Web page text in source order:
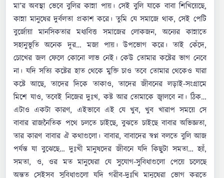
মা’র অবস্থা ভেবে বুলির কান্না পায়। সেই বুলি যাকে বাবা শিখিয়েছে,
কান্না মানুষের দুর্বলতা প্রকাশ করে। তুমি যে সমাজে থাক, সেই পেটি
বুর্জোয়া মানসিকতার মধ্যবিত্ত সমাজের লোকজন, অন্যের কান্নাতে
সহানুভূতি অনেক দূর… মজা পায়। উপভোগ করে। তাই কেঁদে,
চোখের জল ফেলে কোনো লাভ নেই। কেউ তোমার কষ্টের ভাগ নেবে
না। যদি সত্যি কষ্টের হাত থেকে মুক্তি চাও তবে তোমার থেকেও যারা
কষ্টে আছে, তাদের দিকে তাকাও, তাদের জীবনের লড়াই-সংগ্রামে
মিশে যাও, তবেই নিজের দুঃখ, কষ্ট আর তোমাকে জ্বালবে না। ঠিক…
এটাও একটা কারণ, এইভাবে এই যে খুব, খুব খারাপ সময়ে সে
বাবার রাজনৈতিক পথে চলতে চাইছে, বুঝতে চাইছে বাবার অভিজ্ঞতা,
তার কারণ বাবার ঐ কথাগুলো। বাবার, বাবাদের স্বপ্ন বলতে বুলি আজ
পর্যন্ত যা বুঝেছে… দুঃখী মানুষদের জীবনে যদি কিছুটা সমতা… হ্যাঁ,
সমতা, ও, ওর মত মানুষেরা যে সুযোগ-সুবিধাগুলো পেয়ে চলেছে
অন্তত সেইসব সুবিধাগুলো যদি গরীব-দুঃখি মানুষেরা ভোগ করতে